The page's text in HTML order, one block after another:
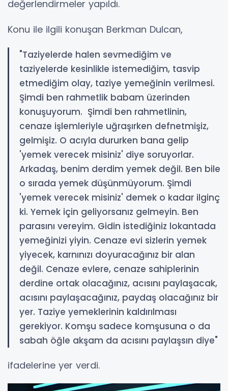
değerlendirmeler yapıldı.
Konu ile ilgili konuşan Berkman Dulcan,
"Taziyelerde halen sevmediğim ve
taziyelerde kesinlikle istemediğim, tasvip
etmediğim olay, taziye yemeğinin verilmesi.
Şimdi ben rahmetlik babam üzerinden
konuşuyorum. Şimdi ben rahmetlinin,
cenaze işlemleriyle uğraşırken defnetmişiz,
gelmişiz. O acıyla dururken bana gelip
'yemek verecek misiniz' diye soruyorlar.
Arkadaş, benim derdim yemek değil. Ben bile
o sırada yemek düşünmüyorum. Şimdi
'yemek verecek misiniz' demek o kadar ilginç
ki. Yemek için geliyorsanız gelmeyin. Ben
parasını vereyim. Gidin istediğiniz lokantada
yemeğinizi yiyin. Cenaze evi sizlerin yemek
yiyecek, karnınızı doyuracağınız bir alan
değil. Cenaze evlere, cenaze sahiplerinin
derdine ortak olacağınız, acısını paylaşacak,
acısını paylaşacağınız, paydaş olacağınız bir
yer. Taziye yemeklerinin kaldırılması
gerekiyor. Komşu sadece komşusuna o da
sabah öğle akşam da acısını paylaşsın diye"
ifadelerine yer verdi.